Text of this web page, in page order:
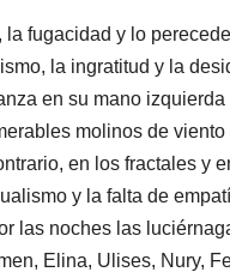
fugacidad y lo
la ingratitud y la
en su mano
molinos de
en los fractales y
y la falta de
las noches las
Elina, Ulises, Nury,